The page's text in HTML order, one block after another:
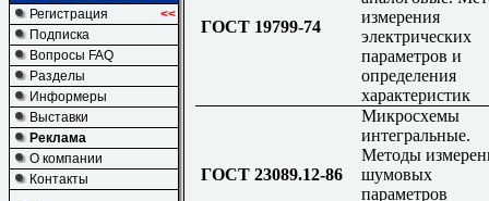
Регистрация
<<
Подписка
Вопросы FAQ
Разделы
Информеры
Выставки
Реклама
О компании
Контакты
ГОСТ 19799-74
измерения
электрических
параметров и
определения
характеристик
ГОСТ 23089.12-86
Микросхемы
интегральные.
Методы
шумовых
параметров